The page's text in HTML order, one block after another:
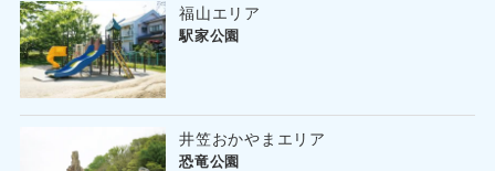
福山エリア
駅家公園
井笠おかやまエリア
恐竜公園